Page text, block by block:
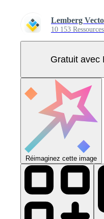
Lemberg
10 153 Ressources
Gratuit avec
Réimaginez cette image